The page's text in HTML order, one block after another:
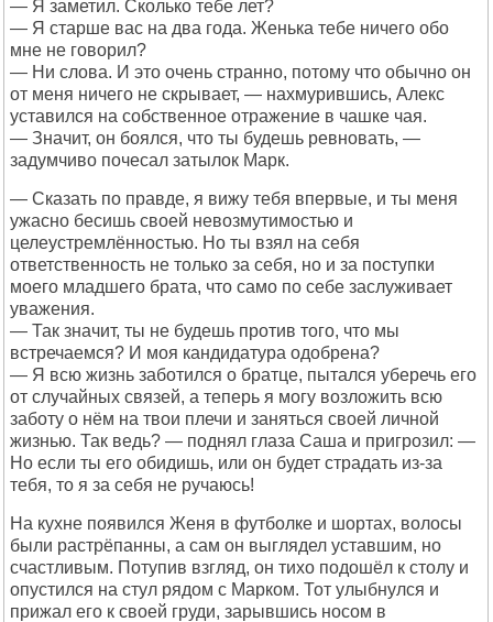
— Я заметил. Сколько тебе лет?
— Я старше вас на два года. Женька тебе ничего обо
мне не говорил?
— Ни слова. И это очень странно, потому что обычно он
от меня ничего не скрывает, — нахмурившись, Алекс
уставился на собственное отражение в чашке чая.
— Значит, он боялся, что ты будешь ревновать, —
задумчиво почесал затылок Марк.
— Сказать по правде, я вижу тебя впервые, и ты меня
ужасно бесишь своей невозмутимостью и
целеустремлённостью. Но ты взял на себя
ответственность не только за себя, но и за поступки
моего младшего брата, что само по себе заслуживает
уважения.
— Так значит, ты не будешь против того, что мы
встречаемся? И моя кандидатура одобрена?
— Я всю жизнь заботился о братце, пытался уберечь его
от случайных связей, а теперь я могу возложить всю
заботу о нём на твои плечи и заняться своей личной
жизнью. Так ведь? — поднял глаза Саша и пригрозил: —
Но если ты его обидишь, или он будет страдать из-за
тебя, то я за себя не ручаюсь!
На кухне появился Женя в футболке и шортах, волосы
были растрёпанны, а сам он выглядел уставшим, но
счастливым. Потупив взгляд, он тихо подошёл к столу и
опустился на стул рядом с Марком. Тот улыбнулся и
прижал его к своей груди, зарывшись носом в